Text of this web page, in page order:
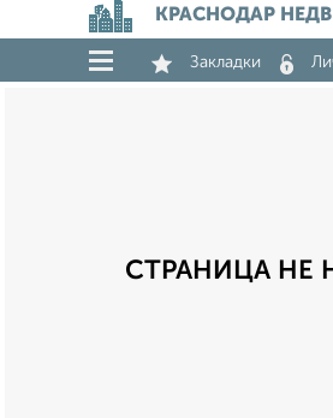
КРАСНОДАР
Закладки
СТРАНИЦА НЕ